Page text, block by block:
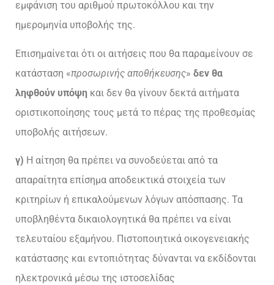
εμφάνιση του αριθμού πρωτοκόλλου και την
ημερομηνία υποβολής της.
Επισημαίνεται ότι οι αιτήσεις που θα παραμείνουν σε
κατάσταση «προσωρινής αποθήκευσης» δεν θα
ληφθούν υπόψη και δεν θα γίνουν δεκτά αιτήματα
οριστικοποίησης τους μετά το πέρας της προθεσμίας
υποβολής αιτήσεων.
γ) Η αίτηση θα πρέπει να συνοδεύεται από τα
απαραίτητα επίσημα αποδεικτικά στοιχεία των
κριτηρίων ή επικαλούμενων λόγων απόσπασης. Τα
υποβληθέντα δικαιολογητικά θα πρέπει να είναι
τελευταίου εξαμήνου. Πιστοποιητικά οικογενειακής
κατάστασης και εντοπιότητας δύνανται να εκδίδονται
ηλεκτρονικά μέσω της ιστοσελίδας